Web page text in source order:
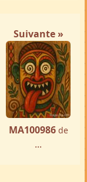
Suivante »
MA100986 de
...